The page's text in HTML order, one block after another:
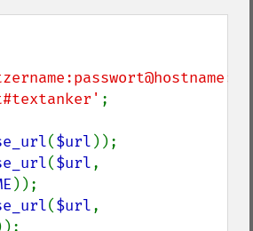
;
($url
($url
($url